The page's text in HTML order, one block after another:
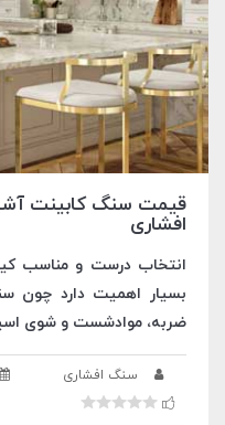
افشاری
انتخاب درست و مناسب
بسیار اهمیت دارد چون
ضربه، موادشست و شوی
سنگ افشاری